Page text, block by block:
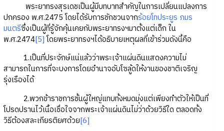
พระยาทรงสุรเดชเป็นผู้มีบทบาทสำคัญในการเปลี่ยนแปลงการ
ปกครอง พ.ศ.2475 โดยได้รับการชักชวนจากร้อยโทประยูร ภมร
มนตรีซึ่งเป็นผู้ที่รู้จักคุ้นเคยกับพระยาทรงฯมาตั้งแต่เด็ก ใน
พ.ศ.2474[5]โดยพระยาทรงฯได้อธิบายเหตุผลที่เข้าร่วมดังนี้คือ
1.เป็นที่ประจักษ์แน่แล้วว่าพระเจ้าแผ่นดินแสดงความไม่
สามารถในการที่จะบงการโดยอำนาจอับโซลู้ดให้งานของชาติเจริญ
รุ่งเรืองได้
2.พวกข้าราชการชั้นผู้ใหญ่แทบทั้งหมดมุ่งแต่เพียงทำตัวให้เป็นที่
โปรดปรานไว้เนื้อเชื่อใจจากพระเจ้าแผ่นดินไม่ว่าด้วยวิธีใด ตลอดทั้ง
วิธีต้องสละเกียรติยศด้วย[6]